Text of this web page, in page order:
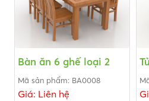
Bàn ăn 6 ghế loại 2
Mã sản phẩm: BA0008
Giá: Liên hệ